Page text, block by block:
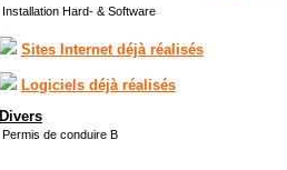
Installation Hard- & Software
Sites Internet déjà réalisés
Logiciels déjà réalisés
Divers
Permis de conduire B